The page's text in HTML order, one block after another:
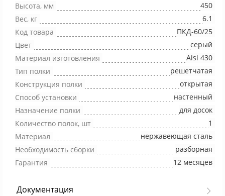
Высота, мм
450
Вес, кг
6.1
Код товара
ПКД-60/25
Цвет
серый
Материал изготовления
Aisi 430
Тип полки
решетчатая
Конструкция полки
открытая
Способ установки
настенный
Назначение полки
для досок
Количество полок, шт
1
Материал
нержавеющая сталь
Необходимость сборки
разборная
Гарантия
12 месяцев
Документация